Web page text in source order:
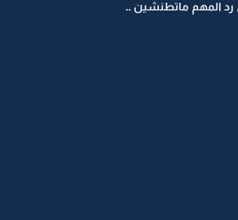
رد المهم ماتطنشين ..